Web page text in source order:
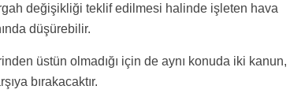
değişikliği teklif edilmesi halinde işleten hava
düşürebilir.
üstün olmadığı için de aynı konuda iki kanun,
bırakacaktır.